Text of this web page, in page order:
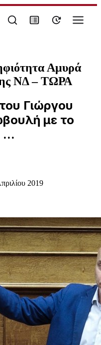
Αμυρά
ΝΔ – ΤΩΡΑ
Γιώργου
με το
...
2019